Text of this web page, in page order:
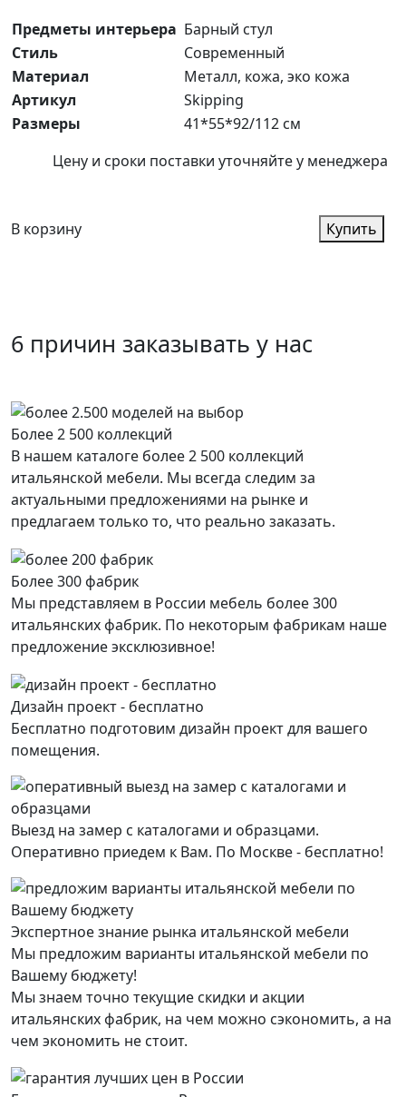
Предметы интерьера Барный стул
Стиль
Современный
Материал
Металл, кожа, эко кожа
Артикул
Skipping
Размеры
41*55*92/112 см
Цену и сроки поставки уточняйте у менеджера
В корзину Купить
6 причин заказывать у нас
Более 2 500 коллекций
В нашем каталоге более 2 500 коллекций
итальянской мебели. Мы всегда следим за
актуальными предложениями на рынке и
предлагаем только то, что реально заказать.
Более 300 фабрик
Мы представляем в России мебель более 300
итальянских фабрик. По некоторым фабрикам наше
предложение эксклюзивное!
Дизайн проект - бесплатно
Бесплатно подготовим дизайн проект для вашего
помещения.
Выезд на замер с каталогами и образцами.
Оперативно приедем к Вам. По Москве - бесплатно!
Экспертное знание рынка итальянской мебели
Мы предложим варианты итальянской мебели по
Вашему бюджету!
Мы знаем точно текущие скидки и акции
итальянских фабрик, на чем можно сэкономить, а на
чем экономить не стоит.